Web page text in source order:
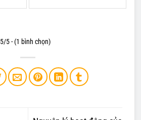
5/5 - (1 bình chọn)